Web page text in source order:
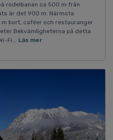
rodelbanan ca 500 m från
är det 900 m. Närmsta
bort, caféer och restauranger
Bekvämligheterna på detta
Fi... Läs mer